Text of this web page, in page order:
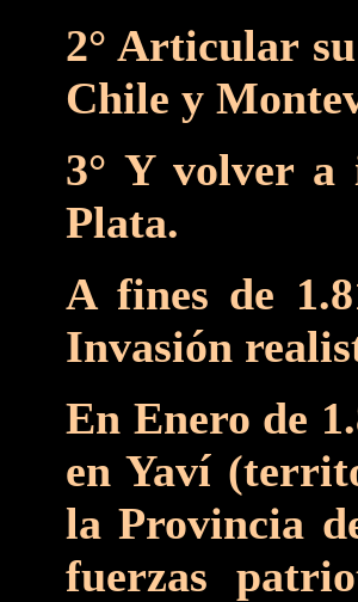
2° Articular
Chile y
3° Y volver
Plata.
A fines de
Invasión
En Enero de
en Yaví
la Provincia
fuerzas